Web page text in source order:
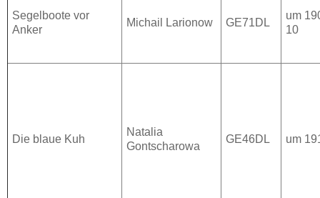
Segelboote vor
Anker
Michail Larionow GE71DL
um
10
Die blaue Kuh
Natalia
Gontscharowa
GE46DL um